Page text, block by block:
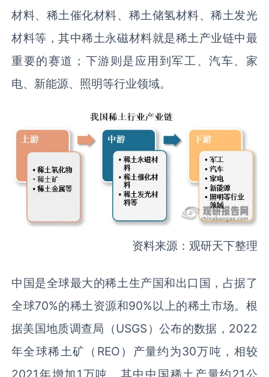
材料、稀土催化材料、稀土储氢材料、稀土发光
材料等，其中稀土永磁材料就是稀土产业链中最
重要的赛道；下游则是应用到军工、汽车、家
电、新能源、照明等行业领域。
资料来源：观研天下整理
中国是全球最大的稀土生产国和出口国，占据了
全球70%的稀土资源和90%以上的稀土市场。根
据美国地质调查局（USGS）公布的数据，2022
年全球稀土矿（REO）产量约为30万吨，相较
2021年增加1万吨。其中中国稀土产量约21公